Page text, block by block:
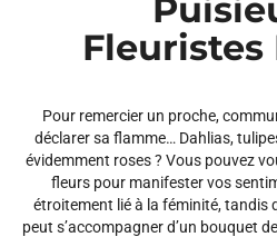
Fleuristes
Pour remercier un proche,
déclarer sa flamme… Dahlias,
évidemment roses ? Vous pouvez
fleurs pour manifester vos
étroitement lié à la féminité, tandis
peut s’accompagner d’un bouquet